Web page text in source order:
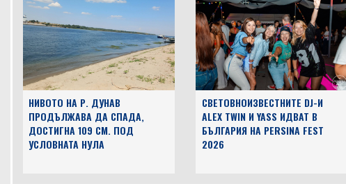
НИВОТО НА Р. ДУНАВ
ПРОДЪЛЖАВА ДА СПАДА,
ДОСТИГНА 109 СМ. ПОД
УСЛОВНАТА НУЛА
СВЕТОВНОИЗВЕСТНИТЕ DJ-И
ALEX TWIN И YASS ИДВАТ В
БЪЛГАРИЯ НА PERSINA FEST
2026